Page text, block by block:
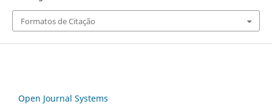
Formatos de Citação
Open Journal Systems